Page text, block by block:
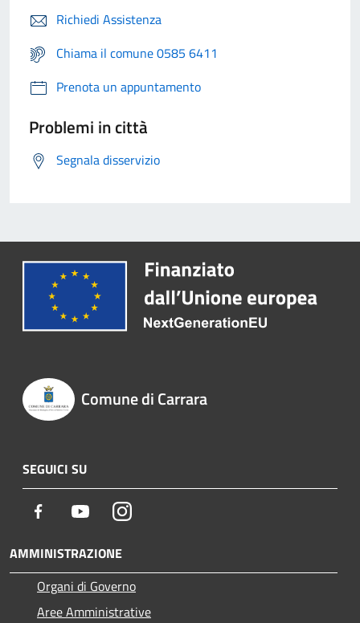
Richiedi Assistenza
Chiama il comune 0585 6411
Prenota un appuntamento
Problemi in città
Segnala disservizio
Comune di Carrara
SEGUICI SU
Facebook YoutubeInstagram
AMMINISTRAZIONE
Organi di Governo
Aree Amministrative